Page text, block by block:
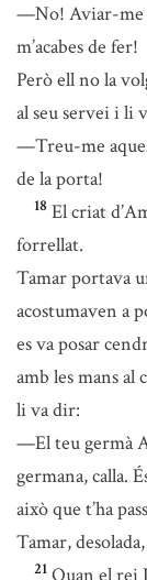
—No! Aviar-me
m’acabes de fer!
Però ell no la
al seu servei i li
—Treu-me
de la porta!
18 El criat
forrellat.
Tamar portava
acostumaven a
es va posar
amb les mans al
li va dir:
—El teu germà
germana, calla.
això que t’ha
Tamar,
21